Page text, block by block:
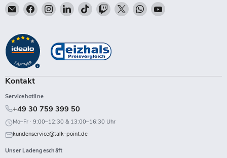
Email
Talk-
Finden
Sie
auf
Facebook
Finden
Sie
auf
Instagram
Finden
Sie
auf
LinkedIn
Finden
Sie
auf
TikTok
Finden
Sie
Twitch
Finden
Sie
Finden
Sie
Finden
Kontakt
Servicehotline
+49 30 759 399 50
Mo–Fr · 9:00–12:30 & 13:00–16:30 Uhr
kundenservice@talk-point.de
Unser Ladengeschäft